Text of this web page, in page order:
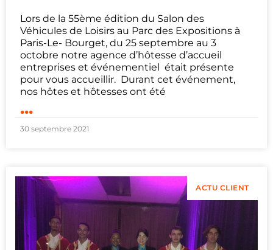
Lors de la 55ème édition du Salon des
Véhicules de Loisirs au Parc des Expositions à
Paris-Le- Bourget, du 25 septembre au 3
octobre notre agence d’hôtesse d’accueil
entreprises et événementiel était présente
pour vous accueillir. Durant cet événement,
nos hôtes et hôtesses ont été
...
30 septembre 2021
ACTU CLIENT